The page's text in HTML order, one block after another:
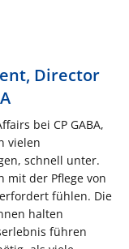
Director
bei CP GABA,
vielen
schnell unter.
mit der Pflege von
fühlen. Die
halten
führen